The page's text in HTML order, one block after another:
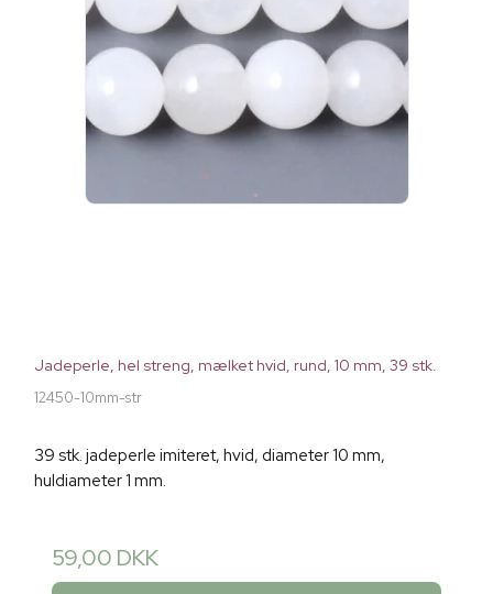
Jadeperle, hel streng, mælket hvid, rund, 10 mm, 39 stk.
12450-10mm-str
39 stk. jadeperle imiteret, hvid, diameter 10 mm,
huldiameter 1 mm.
59,00 DKK